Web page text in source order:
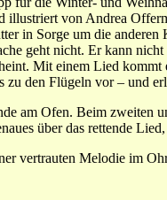
von Andrea
in Sorge um die
geht nicht. Er kann
Mit einem Lied kommt
zu den Flügeln vor – und
am Ofen. Beim zweiten
über das rettende
vertrauten Melodie im